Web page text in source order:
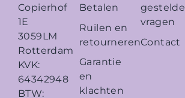
Copierhof
1E
3059LM
Rotterdam
KVK:
64342948
BTW:
Betalen
Ruilen en
retourneren
Garantie
en
klachten
gestelde
vragen
Contact